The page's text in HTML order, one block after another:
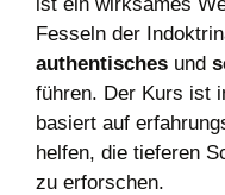
Fesseln der
authentischesund
führen. Der Kurs ist
basiert auf
helfen, die tieferen
zu erforschen.